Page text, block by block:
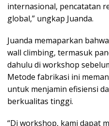
internasional, pencatatan
global,” ungkap Juanda.
Juanda memaparkan
wall climbing, termasuk
dahulu di workshop
Metode fabrikasi ini
untuk menjamin efisiensi
berkualitas tinggi.
“Di workshop, kami dapat